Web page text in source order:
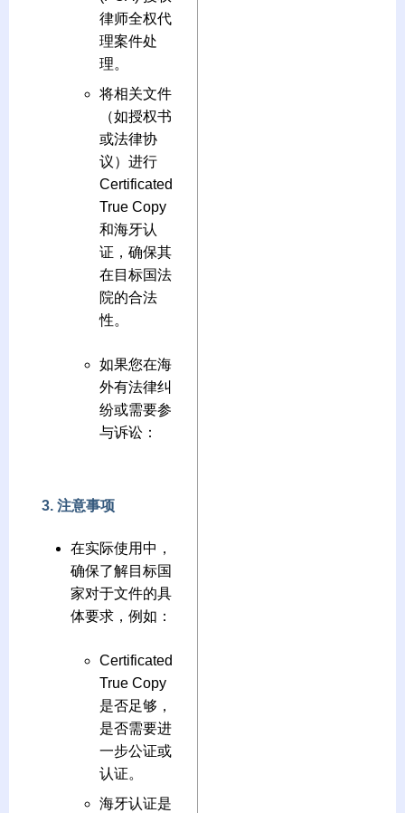
律师全权代
理案件处
理。
将相关文件
（如授权书
或法律协
议）进行
Certificated
True Copy
和海牙认
证，确保其
在目标国法
院的合法
性。
如果您在海
外有法律纠
纷或需要参
与诉讼：
3. 注意事项
在实际使用中，
确保了解目标国
家对于文件的具
体要求，例如：
Certificated
True Copy
是否足够，
是否需要进
一步公证或
认证。
海牙认证是